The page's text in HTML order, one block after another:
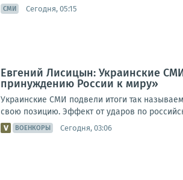
СМИ Сегодня, 05:15
Евгений Лисицын: Украинские
принуждению России к миру»
Украинские СМИ подвели итоги так
свою позицию. Эффект от ударов по
ВОЕНКОРЫ Сегодня, 03:06